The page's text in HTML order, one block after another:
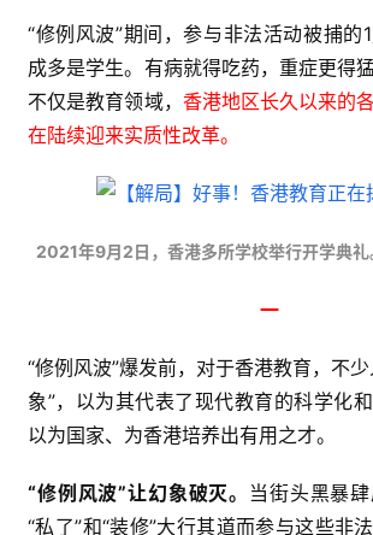
“修例风波”期间，参与非法活动被捕的
成多是学生。有病就得吃药，重症更得
不仅是教育领域， 香港地区长久以来的
在陆续迎来实质性改革。
2021年9月2日，香港多所学校举行开学典礼
一
“修例风波”爆发前，对于香港教育，不
象”，以为其代表了现代教育的科学化
以为国家、为香港培养出有用之才。
“修例风波”让幻象破灭。 当街头黑暴肆
“私了”和“装修”大行其道而参与这些非